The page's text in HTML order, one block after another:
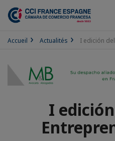
Accueil Actualités I edición
I